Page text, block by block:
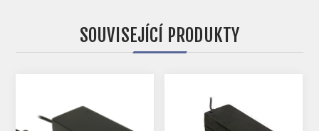
SOUVISEJÍCÍ PRODUKTY